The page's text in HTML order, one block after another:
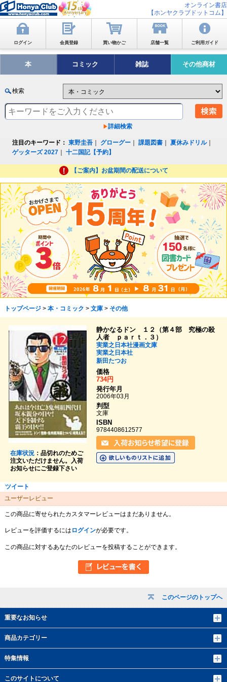
オンライン書店
【ホンヤクラブドットコム】
ログイン 会員登録 買い物かご 店舗一覧 ご利用ガイド
本 コミック 雑誌 その他商材
検索
詳細検索
注目のキーワード： 東野圭吾 グローグー ｜課題図書 ｜夏休みドリル｜
ゲッターズ 2027 ｜十二国記【予約】
【ご案内】お盆期間の配送について
このページのトップへ
重要なお知らせ
商品カテゴリー
特集情報
このサイトについて
トップページ> 本・コミック > 文庫> その他
在庫状況：品切れのためご
注文いただけません。入荷
お知らせにご登録下さい
静かなるドン １２（第４部 究極の殺
人者 ｐａｒｔ．３）
実業之日本社漫画文庫
実業之日本社
新田たつお
価格
734円
発行年月
2006年03月
判型
文庫
ISBN
9784408612577
ツイート
ユーザーレビュー
この商品に寄せられたカスタマーレビューはまだありません。
レビューを評価するには ログインが必要です。
この商品に対するあなたのレビューを投稿することができます。